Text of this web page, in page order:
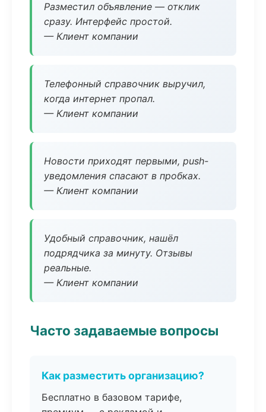
Разместил объявление — отклик
сразу. Интерфейс простой.
— Клиент компании
Телефонный справочник выручил,
когда интернет пропал.
— Клиент компании
Новости приходят первыми, push-
уведомления спасают в пробках.
— Клиент компании
Удобный справочник, нашёл
подрядчика за минуту. Отзывы
реальные.
— Клиент компании
Часто задаваемые вопросы
Как разместить организацию?
Бесплатно в базовом тарифе,